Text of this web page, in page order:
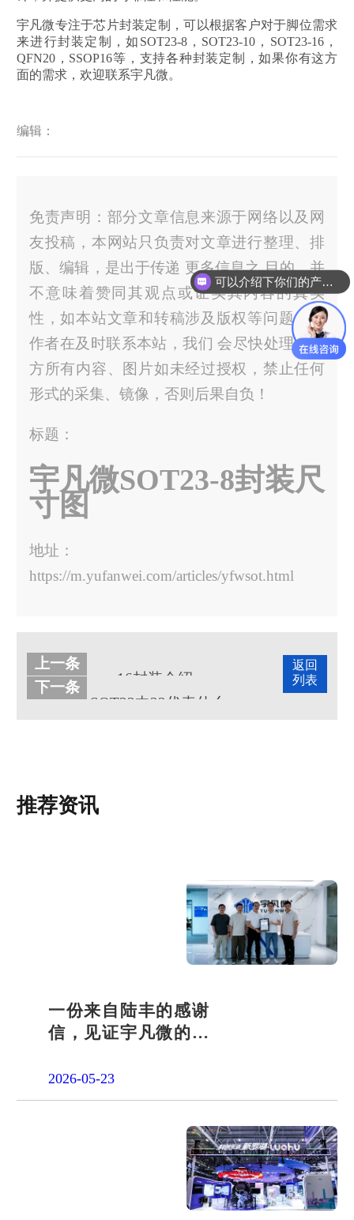
宇凡微专注于芯片封装定制，可以根据客户对于脚位需求
来进行封装定制，如 SOT23-8， SOT23-10， SOT23-16，
QFN20，SSOP16等，支持各种封装定制，如果你有这方
面的需求，欢迎联系宇凡微。
编辑：
免责声明：部分文章信息来源于网络以及网
友投稿，本网站只负责对文章进行整理、排
版、编辑，是出于传递 更多信息之 目的，并
不意味着赞同其观点或证实其内容的真实
性，如本站文章和转稿涉及版权等问题，请
作者在及时联系本站，我们 会尽快处理。官
方所有内容、图片如未经过授权，禁止任何
形式的采集、镜像，否则后果自负！
标题：
宇凡微SOT23-8封装尺
寸图
地址：
https://m.yufanwei.com/articles/yfwsot.html
返回
列表
上一条
下一条
推荐资讯
一份来自陆丰的感谢
信，见证宇凡微的社
2026-05-23
可以介绍下你们的产品么？